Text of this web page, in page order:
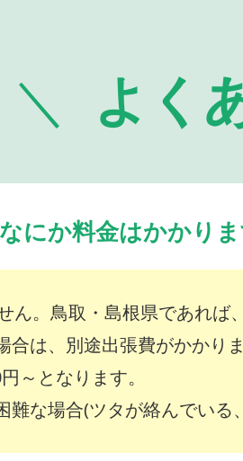
よく
にか料金はかかり
ん。鳥取・島根県であれば
は、別途出張費がかかりま
～となります。
難な場合(ツタが絡んでいる